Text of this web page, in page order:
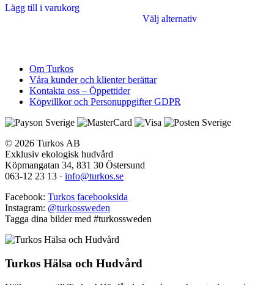
Lägg till i varukorg
Välj alternativhär
väljas
på
Om Turkos
Våra kunder och klienter berättar
Kontakta oss – Öppettider
Köpvillkor och Personuppgifter GDPR
© 2026 Turkos AB
Exklusiv ekologisk hudvård
Köpmangatan 34, 831 30 Östersund
063-12 23 13 · info@turkos.se
Facebook: Turkos facebooksida
Instagram: @turkossweden
Tagga dina bilder med #turkossweden
Turkos Hälsa och Hudvård